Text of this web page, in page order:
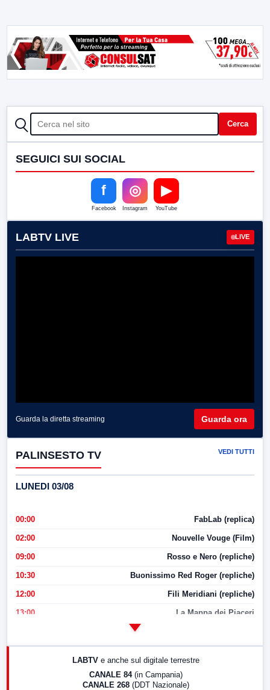
CERCA Cerca
SEGUICI SUI SOCIAL
f
Facebook
◎
Instagram
▶
YouTube
LABTV LIVE LIVE
Guarda la diretta streaming Guarda ora
PALINSESTO TV VEDI TUTTI
LUNEDI 03/08
00:00 FabLab (replica)
02:00 Nouvelle Vouge (Film)
09:00 Rosso e Nero (repliche)
10:30 Buonissimo Red Roger (repliche)
12:00 Fili Meridiani (repliche)
13:00 La Mappa dei Piaceri
17:00 LabNews (replica)
LABTV e anche sul digitale terrestre
CANALE 84 (in Campania)
CANALE 268 (DDT Nazionale)